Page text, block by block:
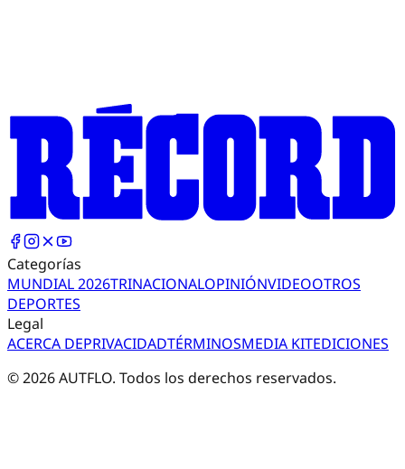
Categorías
MUNDIAL 2026TRINACIONALOPINIÓNVIDEOOTROS
DEPORTES
Legal
ACERCA DEPRIVACIDADTÉRMINOSMEDIA KITEDICIONES
©2026AUTFLO. Todos los derechos reservados.